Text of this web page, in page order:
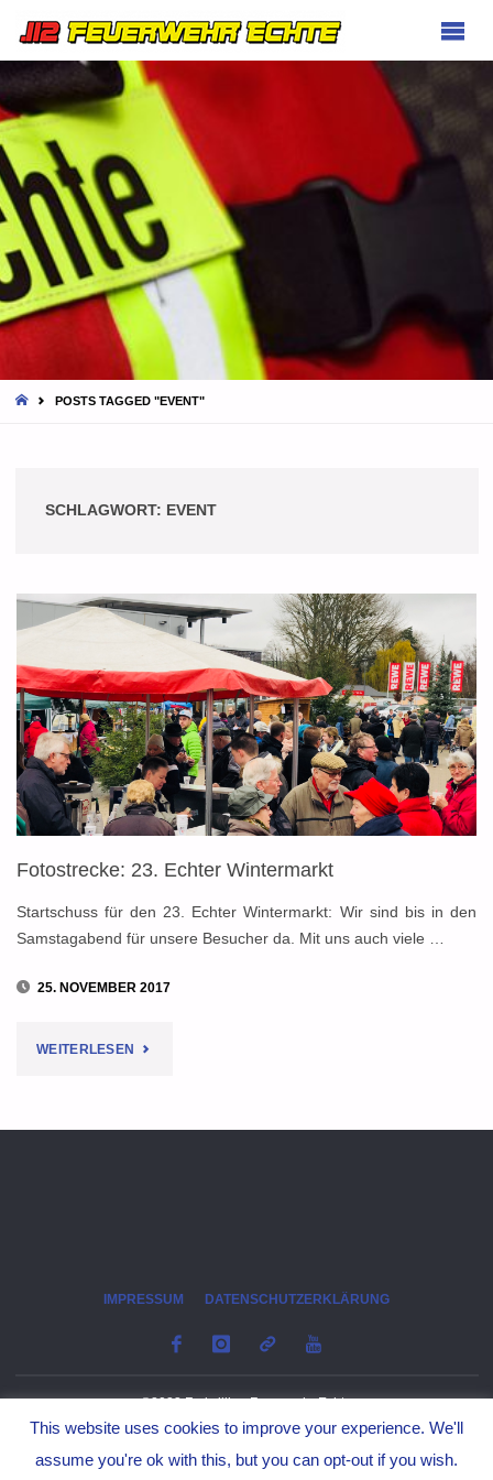
HOMEPOSTS TAGGED "EVENT"
SCHLAGWORT: EVENT
Fotostrecke: 23. Echter Wintermarkt
Startschuss für den 23. Echter Wintermarkt: Wir sind bis in den
Samstagabend für unsere Besucher da. Mit uns auch viele …
25. NOVEMBER 2017
WEITERLESEN "FOTOSTRECKE:
IMPRESSUM DATENSCHUTZERKLÄRUNG
©2023 Freiwillige Feuerwehr Echte
This website uses cookies to improve your experience. We'll
assume you're ok with this, but you can opt-out if you wish.